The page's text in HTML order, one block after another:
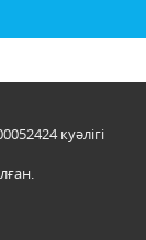
куәлігі